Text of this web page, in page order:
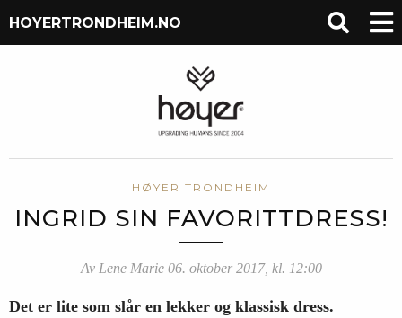
HOYERTRONDHEIM.NO
HØYER TRONDHEIM
INGRID SIN FAVORITTDRESS!
Av Lene Marie 06. oktober 2017, kl. 12:00
Det er lite som slår en lekker og klassisk dress.